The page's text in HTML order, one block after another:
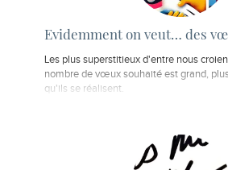
Evidemment on veut… des
Les plus superstitieux d'entre nous
nombre de vœux souhaité est grand,
qu'ils se réalisent.